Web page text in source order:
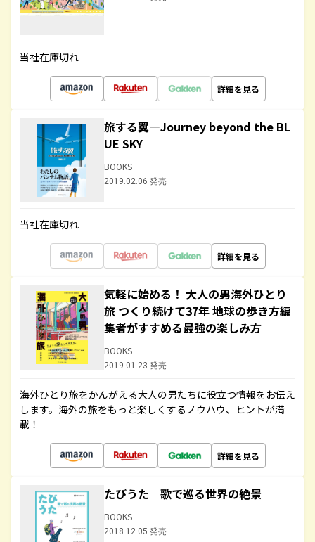
当社在庫切れ
詳細を見る
旅する翼―Journey beyond the BL
UE SKY
BOOKS
2019.02.06 発売
当社在庫切れ
詳細を見る
気軽に始める！ 大人の男海外ひとり
旅 つくり続けて37年 地球の歩き方編
集者がすすめる最強の楽しみ方
BOOKS
2019.01.23 発売
海外ひとり旅をかんがえる大人の男たちに役立つ情報をお伝え
します。海外の旅をもっと楽しくするノウハウ、ヒントが満
載！
詳細を見る
たびうた 歌で巡る世界の絶景
BOOKS
2018.12.05 発売